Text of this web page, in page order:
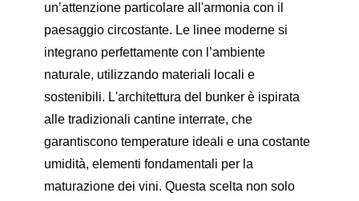
un’attenzione particolare all'armonia con il
paesaggio circostante. Le linee moderne si
integrano perfettamente con l’ambiente
naturale, utilizzando materiali locali e
sostenibili. L'architettura del bunker è ispirata
alle tradizionali cantine interrate, che
garantiscono temperature ideali e una costante
umidità, elementi fondamentali per la
maturazione dei vini. Questa scelta non solo